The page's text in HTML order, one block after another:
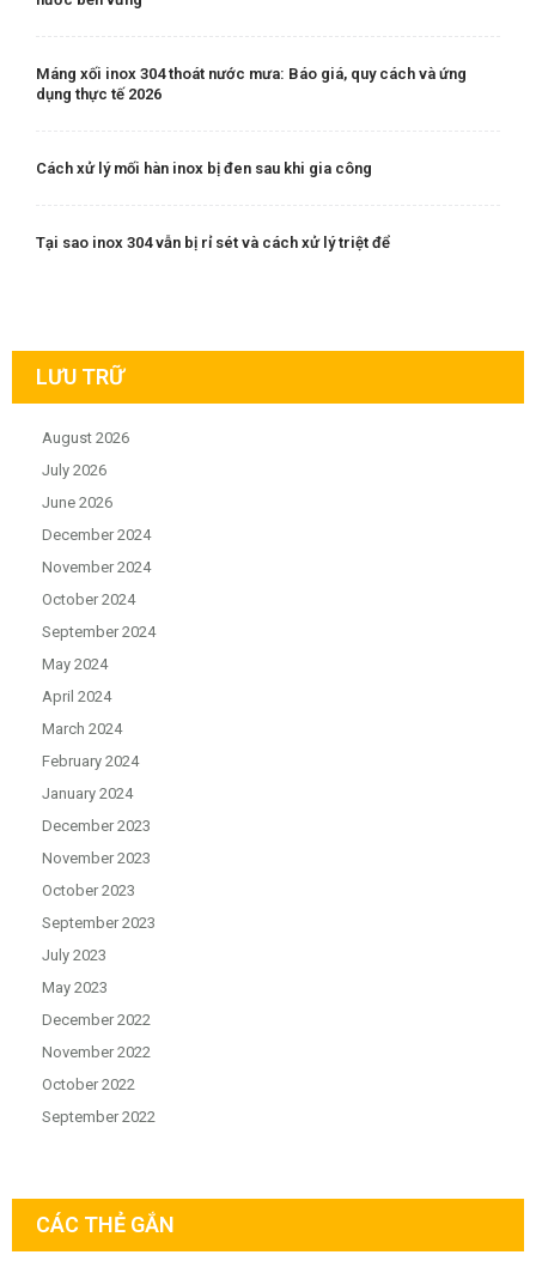
Máng xối inox 304 thoát nước mưa: Báo giá, quy cách và ứng
dụng thực tế 2026
Cách xử lý mối hàn inox bị đen sau khi gia công
Tại sao inox 304 vẫn bị rỉ sét và cách xử lý triệt để
LƯU TRỮ
August 2026
July 2026
June 2026
December 2024
November 2024
October 2024
September 2024
May 2024
April 2024
March 2024
February 2024
January 2024
December 2023
November 2023
October 2023
September 2023
July 2023
May 2023
December 2022
November 2022
October 2022
September 2022
CÁC THẺ GẮN